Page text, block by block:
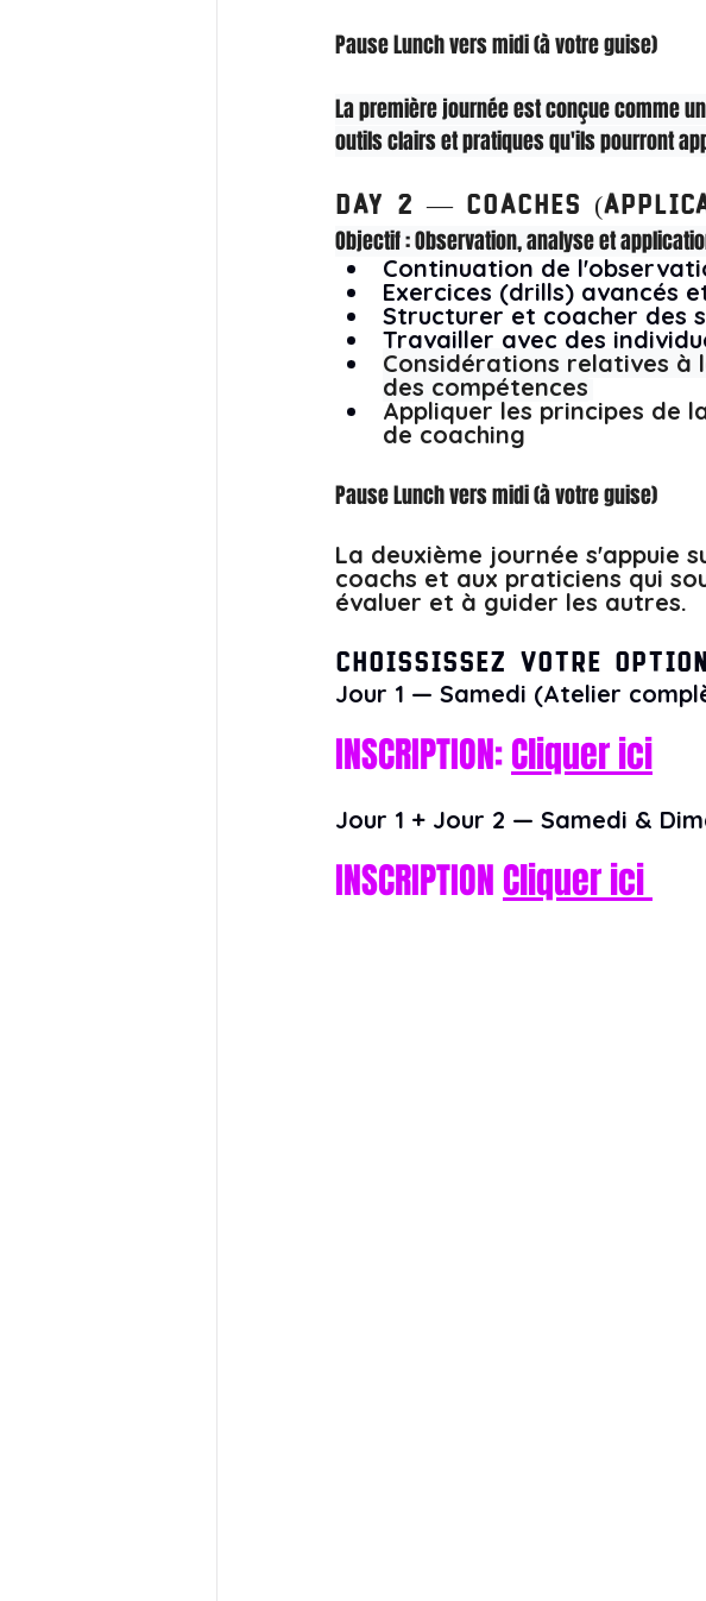
Pause Lunch vers midi (à votre guise)
La première journée est conçue comme
outils clairs et pratiques qu'ils pourront
Day 2 — Coaches
Objectif : Observation, analyse et
Continuation de
Exercices (drills) avancés
Structurer et coacher des
Travailler avec des
Considérations relatives à
des compétences
Appliquer les principes de
de coaching
Pause Lunch vers midi (à votre guise)
La deuxième journée s'appuie
coachs et aux praticiens qui
évaluer et à guider les autres.
Choississez votre
Jour 1 — Samedi (Atelier
INSCRIPTION: Cliquer ici
Jour 1 + Jour 2 — Samedi &
INSCRIPTION Cliquer ici